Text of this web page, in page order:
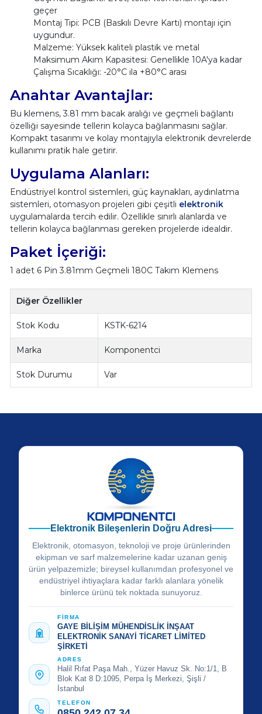
geçer
Montaj Tipi: PCB (Baskılı Devre Kartı) montajı için
uygundur.
Malzeme: Yüksek kaliteli plastik ve metal
Maksimum Akım Kapasitesi: Genellikle 10A'ya kadar
Çalışma Sıcaklığı: -20°C ila +80°C arası
Anahtar Avantajlar:
Bu klemens, 3.81 mm bacak aralığı ve geçmeli bağlantı
özelliği sayesinde tellerin kolayca bağlanmasını sağlar.
Kompakt tasarımı ve kolay montajıyla elektronik devrelerde
kullanımı pratik hale getirir.
Uygulama Alanları:
Endüstriyel kontrol sistemleri, güç kaynakları, aydınlatma
sistemleri, otomasyon projeleri gibi çeşitli elektronik
uygulamalarda tercih edilir. Özellikle sınırlı alanlarda ve
tellerin kolayca bağlanması gereken projelerde idealdir.
Paket İçeriği:
1 adet 6 Pin 3.81mm Geçmeli 180C Takım Klemens
Diğer Özellikler
Stok Kodu KSTK-6214
Marka Komponentci
Stok Durumu Var
Elektronik Bileşenlerin Doğru Adresi
Elektronik, otomasyon, teknoloji ve proje ürünlerinden
ekipman ve sarf malzemelerine kadar uzanan geniş
ürün yelpazemizle; bireysel kullanımdan profesyonel ve
endüstriyel ihtiyaçlara kadar farklı alanlara yönelik
binlerce ürünü tek noktada sunuyoruz.
FİRMA
GAYE BİLİŞİM MÜHENDİSLİK İNŞAAT
ELEKTRONİK SANAYİ TİCARET LİMİTED
ŞİRKETİ
ADRES
Halil Rıfat Paşa Mah., Yüzer Havuz Sk. No:1/1, B
Blok Kat 8 D:1095, Perpa İş Merkezi, Şişli /
İstanbul
TELEFON